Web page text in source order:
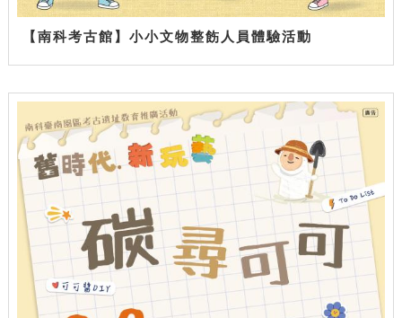
【南科考古館】小小文物整飭人員體驗活動